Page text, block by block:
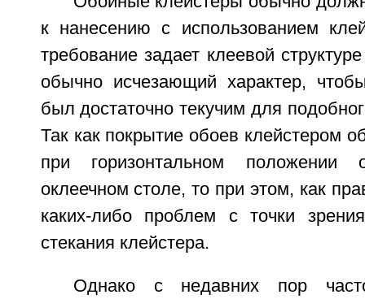
к нанесению с использованием
требование задает клеевой
обычно исчезающий характер,
был достаточно текучим для
Так как покрытие обоев клейстером
при горизонтальном
оклеечном столе, то при этом, как
каких-либо проблем с точки
стекания клейстера.
Однако с недавних пор